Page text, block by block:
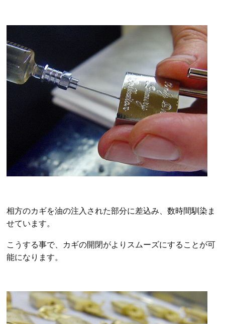
相方のカギを油の注入された部分に差込み、数時間馴染ま
せています。
こうする事で、カギの開閉がよりスムーズにすることが可
能になります。